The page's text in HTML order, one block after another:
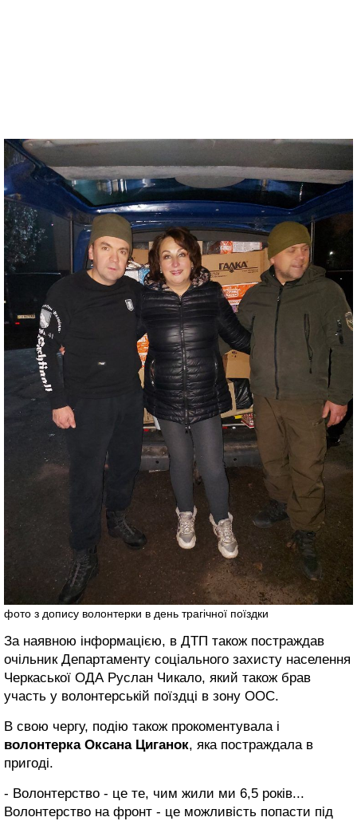
фото з допису волонтерки в день трагічної поїздки
За наявною інформацією, в ДТП також постраждав
очільник Департаменту соціального захисту населення
Черкаської ОДА Руслан Чикало, який також брав
участь у волонтерській поїздці в зону ООС.
В свою чергу, подію також прокоментувала і
волонтерка Оксана Циганок, яка постраждала в
пригоді.
- Волонтерство - це те, чим жили ми 6,5 років...
Волонтерство на фронт - це можливість попасти під